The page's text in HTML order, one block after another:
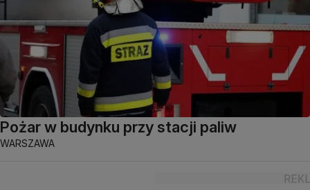
Pożar w budynku przy stacji paliw
WARSZAWA